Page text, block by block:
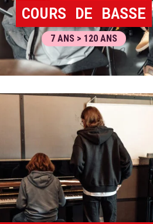
COURS DE BASSE
7 ANS > 120 ANS